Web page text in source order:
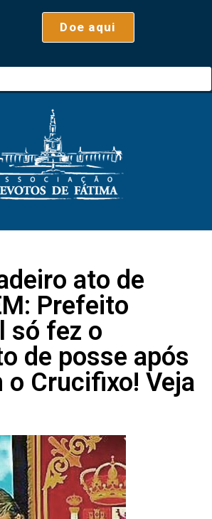
Doe aqui
ato de
Prefeito
só fez o
de posse após
o Crucifixo! Veja